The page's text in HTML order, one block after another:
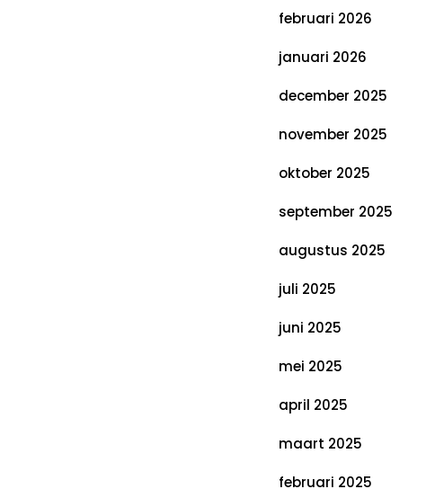
februari 2026
januari 2026
december 2025
november 2025
oktober 2025
september 2025
augustus 2025
juli 2025
juni 2025
mei 2025
april 2025
maart 2025
februari 2025